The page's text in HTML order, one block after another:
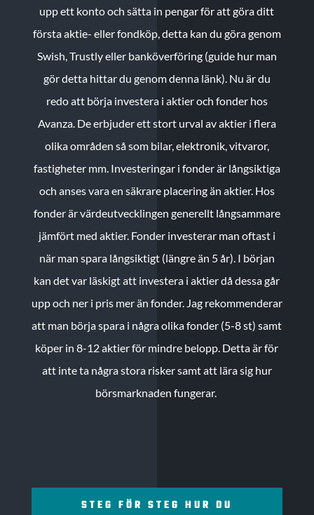
upp ett konto och sätta in pengar för att göra ditt
första aktie- eller fondköp, detta kan du göra genom
Swish, Trustly eller banköverföring (guide hur man
gör detta hittar du genom denna länk). Nu är du
redo att börja investera i aktier och fonder hos
Avanza. De erbjuder ett stort urval av aktier i flera
olika områden så som bilar, elektronik, vitvaror,
fastigheter mm. Investeringar i fonder är långsiktiga
och anses vara en säkrare placering än aktier. Hos
fonder är värdeutvecklingen generellt långsammare
jämfört med aktier. Fonder investerar man oftast i
när man spara långsiktigt (längre än 5 år). I början
kan det var läskigt att investera i aktier då dessa går
upp och ner i pris mer än fonder. Jag rekommenderar
att man börja spara i några olika fonder (5-8 st) samt
köper in 8-12 aktier för mindre belopp. Detta är för
att inte ta några stora risker samt att lära sig hur
börsmarknaden fungerar.
STEG FÖR STEG HUR DU